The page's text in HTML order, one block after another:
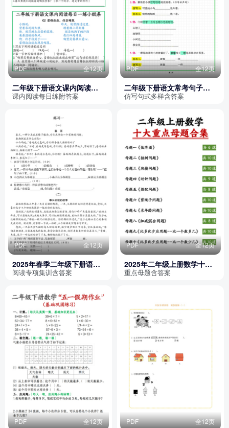
PDF 全12页
二年级下册语文课内阅读每
日一练小纸条（含答案）
课内阅读每日练附答案
PDF 全12页
二年级下册语文常考句子仿
写专项练习（含答案）
仿写句式多样含答案
PDF 全12页
2025年春季二年级下册语文
阅读专项集训篇（含答案）
阅读专项集训含答案
PDF 全12页
2025年二年级上册数学十大
重点母题合集（含答案）
重点母题含答案
PDF 全12页 PDF 全12页